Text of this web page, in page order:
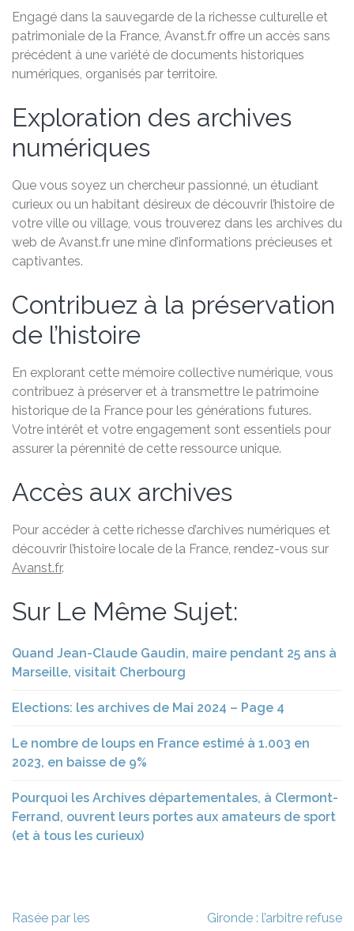
Engagé dans la sauvegarde de la richesse culturelle et
patrimoniale de la France, Avanst.fr offre un accès sans
précédent à une variété de documents historiques
numériques, organisés par territoire.
Exploration des archives
numériques
Que vous soyez un chercheur passionné, un étudiant
curieux ou un habitant désireux de découvrir l’histoire de
votre ville ou village, vous trouverez dans les archives du
web de Avanst.fr une mine d’informations précieuses et
captivantes.
Contribuez à la préservation
de l’histoire
En explorant cette mémoire collective numérique, vous
contribuez à préserver et à transmettre le patrimoine
historique de la France pour les générations futures.
Votre intérêt et votre engagement sont essentiels pour
assurer la pérennité de cette ressource unique.
Accès aux archives
Pour accéder à cette richesse d’archives numériques et
découvrir l’histoire locale de la France, rendez-vous sur
Avanst.fr.
Sur Le Même Sujet:
Quand Jean-Claude Gaudin, maire pendant 25 ans à
Marseille, visitait Cherbourg
Elections: les archives de Mai 2024 – Page 4
Le nombre de loups en France estimé à 1.003 en
2023, en baisse de 9%
Pourquoi les Archives départementales, à Clermont-
Ferrand, ouvrent leurs portes aux amateurs de sport
(et à tous les curieux)
Navigation
Rasée par les
Gironde : l’arbitre refuse